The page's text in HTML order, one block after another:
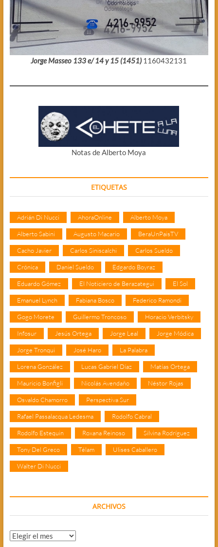
Jorge Masseo 133 e/ 14 y 15 (1451) 1160432131
Notas de Alberto Moya
ETIQUETAS
Adrián Di Nucci AhoraOnline Alberto Moya
Alberto Sabini Augusto Macario BeraUnPaisTV
Cacho Javier Carlos Siniscalchi Carlos Sueldo
Crónica Daniel Sueldo Edgardo Boyraz
Eduardo Gómez El Noticiero de Berazategui El Sol
Emanuel Lynch Fabiana Bosco Federico Ramondi
Gogo Morete Guillermo Troncoso Horacio Verbitsky
Infosur Jesús Ortega Jorge Leal Jorge Módica
Jorge Tronqui José Haro La Palabra
Lorena González Lucas Gabriel Díaz Matías Ortega
Mauricio Bonfigli Nicolás Avendaño Néstor Rojas
Osvaldo Chamorro Perspectiva Sur
Rafael Passalacqua Ledesma Rodolfo Cabral
Rodolfo Estequin Roxana Reinoso Silvina Rodríguez
Tony Del Greco Télam Ulises Caballero
Walter Di Nucci
ARCHIVOS
Archivos